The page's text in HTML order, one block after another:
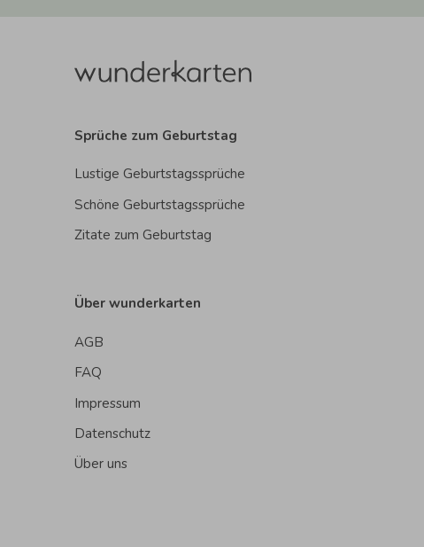
Sprüche zum Geburtstag
Lustige Geburtstagssprüche
Schöne Geburtstagssprüche
Zitate zum Geburtstag
Über wunderkarten
AGB
FAQ
Impressum
Datenschutz
Über uns